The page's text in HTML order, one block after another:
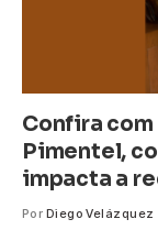
Confira
Pimentel,
impacta a
Por Diego Velázquez